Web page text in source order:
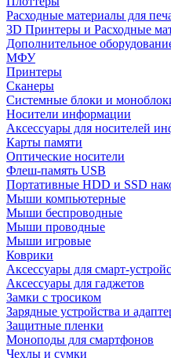
Расходные материалы для
3D Принтеры и Расходные
Дополнительное
МФУ
Принтеры
Сканеры
Системные блоки и
Носители информации
Аксессуары для носителей
Карты памяти
Оптические носители
Флеш-память USB
Портативные HDD и SSD
Мыши компьютерные
Мыши беспроводные
Мыши проводные
Мыши игровые
Коврики
Аксессуары для смарт-
Аксессуары для гаджетов
Замки с тросиком
Зарядные устройства и
Защитные пленки
Моноподы для смартфонов
Чехлы и сумки